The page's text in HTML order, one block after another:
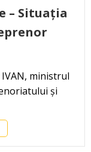
– Situația
ministrul
și